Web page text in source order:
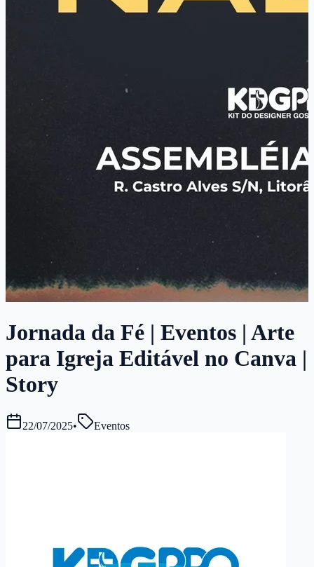
Jornada da Fé | Eventos | Arte
para Igreja Editável no Canva |
Story
22/07/2025• Eventos